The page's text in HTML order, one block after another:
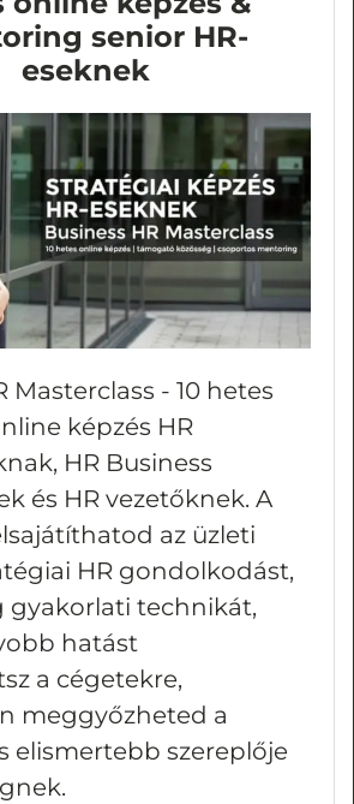
senior HR-
eseknek
Masterclass - 10 hetes
képzés HR
HR Business
és HR vezetőknek. A
az üzleti
HR gondolkodást,
gyakorlati technikát,
hatást
a cégetekre,
meggyőzheted a
elismertebb szereplője